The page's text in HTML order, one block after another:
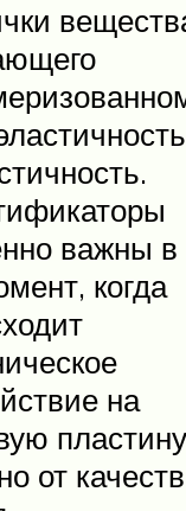
важны в
когда
на
от